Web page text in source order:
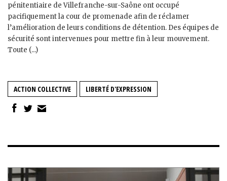
pénitentiaire de Villefranche-sur-Saône ont occupé
pacifiquement la cour de promenade afin de réclamer
l’amélioration de leurs conditions de détention. Des équipes de
sécurité sont intervenues pour mettre fin à leur mouvement.
Toute (...)
ACTION COLLECTIVE LIBERTÉ D'EXPRESSION